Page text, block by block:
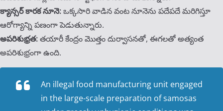
క్యాన్సర్ కారక నూనె:ఒక్కసారి వాడిన వంట నూనెను పదేపదే మరిగిస్తూ
ఆరోగ్యాన్ని పణంగా పెడుతున్నారు.
అపరిశుభ్రత:తయారీ కేంద్రం మొత్తం దుర్వాసనతో, ఈగలతో అత్యంత
అపరిశుభ్రంగా ఉంది.
An illegal food manufacturing unit engaged
in the large-scale preparation of samosas